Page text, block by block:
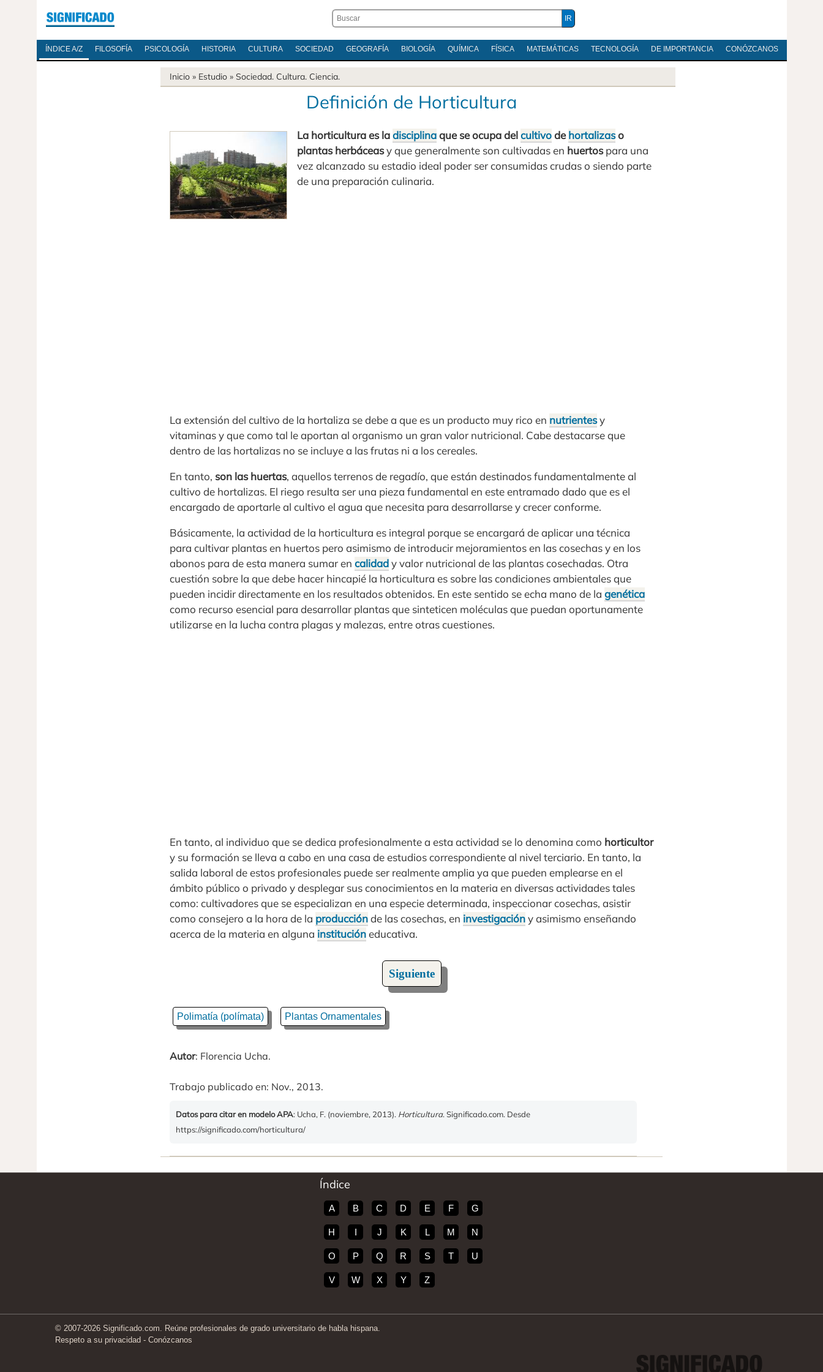
ÍNDICE A/Z FILOSOFÍA PSICOLOGÍA HISTORIA CULTURA SOCIEDAD GEOGRAFÍA BIOLOGÍA QUÍMICA FÍSICA MATEMÁTICAS TECNOLOGÍA DE IMPORTANCIA CONÓZCANOS
Inicio » Estudio » Sociedad. Cultura. Ciencia.
Definición de Horticultura
La horticultura es ladisciplinaque se ocupa delcultivodehortalizaso
plantas herbáceasy que generalmente son cultivadas en huertospara una
vez alcanzado su estadio ideal poder ser consumidas crudas o siendo parte
de una preparación culinaria.
La extensión del cultivo de la hortaliza se debe a que es un producto muy rico en nutrientesy
vitaminas y que como tal le aportan al organismo un gran valor nutricional. Cabe destacarse que
dentro de las hortalizas no se incluye a las frutas ni a los cereales.
En tanto, son las huertas, aquellos terrenos de regadío, que están destinados fundamentalmente al
cultivo de hortalizas. El riego resulta ser una pieza fundamental en este entramado dado que es el
encargado de aportarle al cultivo el agua que necesita para desarrollarse y crecer conforme.
Básicamente, la actividad de la horticultura es integral porque se encargará de aplicar una técnica
para cultivar plantas en huertos pero asimismo de introducir mejoramientos en las cosechas y en los
abonos para de esta manera sumar en calidady valor nutricional de las plantas cosechadas. Otra
cuestión sobre la que debe hacer hincapié la horticultura es sobre las condiciones ambientales que
pueden incidir directamente en los resultados obtenidos. En este sentido se echa mano de la genética
como recurso esencial para desarrollar plantas que sinteticen moléculas que puedan oportunamente
utilizarse en la lucha contra plagas y malezas, entre otras cuestiones.
En tanto, al individuo que se dedica profesionalmente a esta actividad se lo denomina como horticultor
y su formación se lleva a cabo en una casa de estudios correspondiente al nivel terciario. En tanto, la
salida laboral de estos profesionales puede ser realmente amplia ya que pueden emplearse en el
ámbito público o privado y desplegar sus conocimientos en la materia en diversas actividades tales
como: cultivadores que se especializan en una especie determinada, inspeccionar cosechas, asistir
como consejero a la hora de la producciónde las cosechas, en investigacióny asimismo enseñando
acerca de la materia en alguna institucióneducativa.
Siguiente
Polimatía (polímata) Plantas Ornamentales
Autor: Florencia Ucha.
Trabajo publicado en: Nov., 2013.
Datos para citar en modelo APA: Ucha, F. (noviembre, 2013). Horticultura. Significado.com. Desde
https://significado.com/horticultura/
Índice
A B C D E F G
H I J K L M N
O P Q R S T U
V W X Y Z
© 2007-2026 Significado.com. Reúne profesionales de grado universitario de habla hispana.
Respeto a su privacidad - Conózcanos